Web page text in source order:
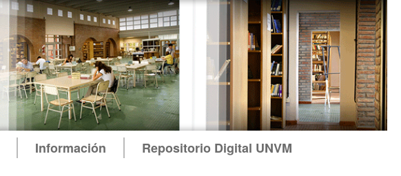
Información Repositorio Digital UNVM